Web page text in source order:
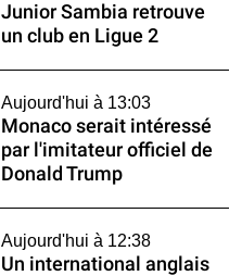
Junior Sambia retrouve
un club en Ligue 2
Aujourd'hui à 13:03
Monaco serait intéressé
par l'imitateur officiel de
Donald Trump
Aujourd'hui à 12:38
Un international anglais